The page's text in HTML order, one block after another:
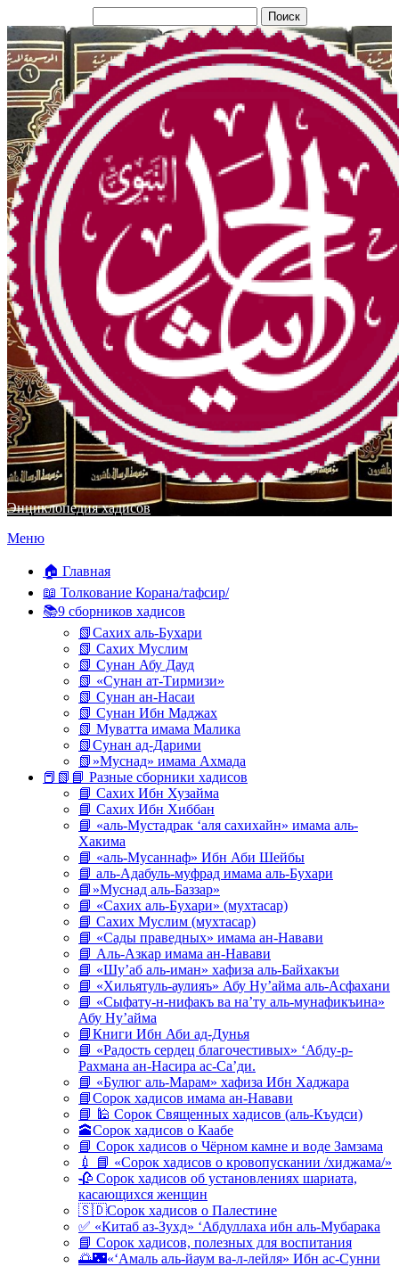
Энциклопедия хадисов
Перейти
содержимому
Меню
🏠 Главная
📖 Толкование Корана/тафсир/
📚9 сборников хадисов
📗Сахих аль-Бухари
📗 Сахих Муслим
📗 Сунан Абу Дауд
📗 «Сунан ат-Тирмизи»
📗 Сунан ан-Насаи
📗 Сунан Ибн Маджах
📗 Муватта имама Малика
📗Сунан ад-Дарими
📗»Муснад» имама Ахмада
📕📗📘 Разные сборники хадисов
📘 Сахих Ибн Хузайма
📘 Сахих Ибн Хиббан
📘 «аль-Мустадрак ‘аля сахихайн» имама аль-
Хакима
📘 «аль-Мусаннаф» Ибн Аби Шейбы
📘 аль-Адабуль-муфрад имама аль-Бухари
📘»Муснад аль-Баззар»
📘 «Сахих аль-Бухари» (мухтасар)
📘 Сахих Муслим (мухтасар)
📘 «Сады праведных» имама ан-Навави
📘 Аль-Азкар имама ан-Навави
📘 «Шу’аб аль-иман» хафиза аль-Байхакъи
📘 «Хильятуль-аулияъ» Абу Ну’айма аль-Асфахани
📘 «Сыфату-н-нифакъ ва на’ту аль-мунафикъина»
Абу Ну’айма
📘Книги Ибн Аби ад-Дунья
📘 «Радость сердец благочестивых» ‘Абду-р-
Рахмана ан-Насира ас-Са’ди.
📘 «Булюг аль-Марам» хафиза Ибн Хаджара
📘Сорок хадисов имама ан-Навави
📘 🕌 Сорок Священных хадисов (аль-Къудси)
🕋Сорок хадисов о Каабе
📘 Сорок хадисов о Чёрном камне и воде Замзама
💉 📘 «Сорок хадисов о кровопускании /хиджама/»
🥀 Сорок хадисов об установлениях шариата,
касающихся женщин
🇸🇩Сорок хадисов о Палестине
✅ «Китаб аз-Зухд» ‘Абдуллаха ибн аль-Мубарака
📘 Сорок хадисов, полезных для воспитания
🌅🌃«‘Амаль аль-йаум ва-л-лейля» Ибн ас-Сунни